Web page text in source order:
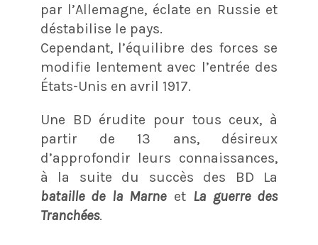
par l’Allemagne, éclate en Russie et
déstabilise le pays.
Cependant, l’équilibre des forces se
modifie lentement avec l’entrée des
États-Unis en avril 1917.
Une BD érudite pour tous ceux, à
partir de 13 ans, désireux
d’approfondir leurs connaissances,
à la suite du succès des BD La
bataille de la Marneet La guerre des
Tranchées.